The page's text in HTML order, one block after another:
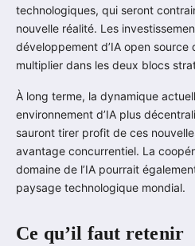
technologiques, qui seront
nouvelle réalité. Les
développement d’IA open
multiplier dans les deux blocs
À long terme, la dynamique
environnement d’IA plus
sauront tirer profit de ces
avantage concurrentiel. La
domaine de l’IA pourrait
paysage technologique mondial.
Ce qu’il faut retenir